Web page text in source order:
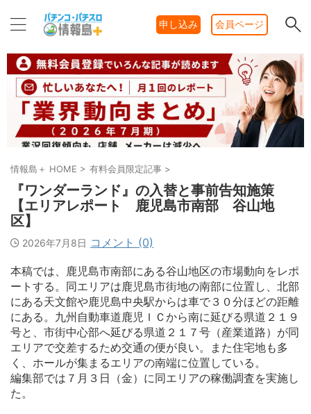
申し込み 会員ページ
情報島＋ HOME > 有料会員限定記事 >
『ワンダーランド』の入替と事前告知施策
【エリアレポート 鹿児島市南部 谷山地
区】
2026年7月8日 コメント (0)
本稿では、鹿児島市南部にある谷山地区の市場動向をレポ
ートする。同エリアは鹿児島市街地の南部に位置し、北部
にある天文館や鹿児島中央駅からは車で３０分ほどの距離
にある。九州自動車道鹿児ＩＣから南に延びる県道２１９
号と、市街中心部へ延びる県道２１７号（産業道路）が同
エリアで交差するため交通の便が良い。また住宅地も多
く、ホールが集まるエリアの南端に位置している。
編集部では７月３日（金）に同エリアの稼働調査を実施し
た。